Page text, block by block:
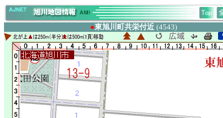
●東旭川町共栄付近(4543)